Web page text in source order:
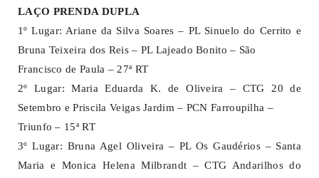
LAÇO PRENDA DUPLA
1º Lugar: Ariane da Silva Soares – PL Sinuelo do Cerrito e
Bruna Teixeira dos Reis – PL Lajeado Bonito – São
Francisco de Paula – 27ª RT
2º Lugar: Maria Eduarda K. de Oliveira – CTG 20 de
Setembro e Priscila Veigas Jardim – PCN Farroupilha –
Triunfo – 15ª RT
3º Lugar: Bruna Agel Oliveira – PL Os Gaudérios – Santa
Maria e Monica Helena Milbrandt – CTG Andarilhos do